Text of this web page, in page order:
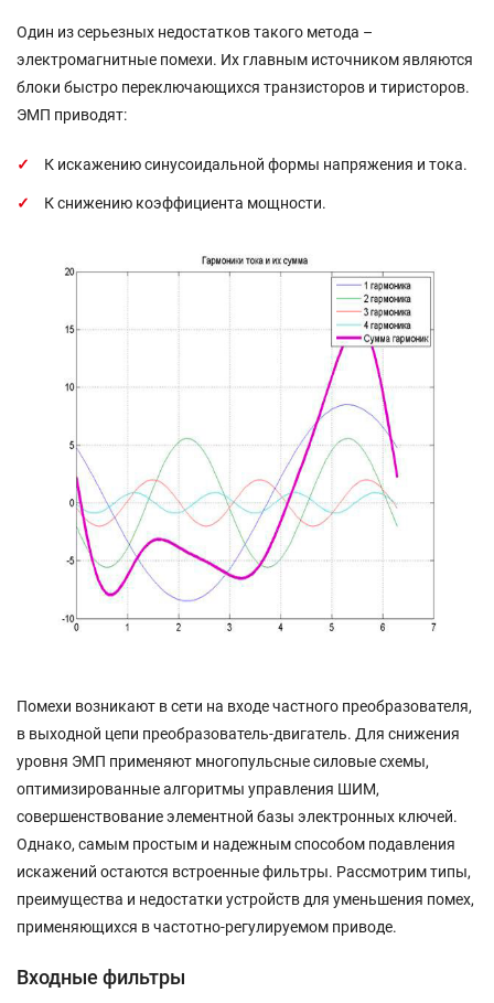
Один из серьезных недостатков такого метода –
электромагнитные помехи. Их главным источником являются
блоки быстро переключающихся транзисторов и тиристоров.
ЭМП приводят:
К искажению синусоидальной формы напряжения и тока.
К снижению коэффициента мощности.
Помехи возникают в сети на входе частного преобразователя,
в выходной цепи преобразователь-двигатель. Для снижения
уровня ЭМП применяют многопульсные силовые схемы,
оптимизированные алгоритмы управления ШИМ,
совершенствование элементной базы электронных ключей.
Однако, самым простым и надежным способом подавления
искажений остаются встроенные фильтры. Рассмотрим типы,
преимущества и недостатки устройств для уменьшения помех,
применяющихся в частотно-регулируемом приводе.
Входные фильтры